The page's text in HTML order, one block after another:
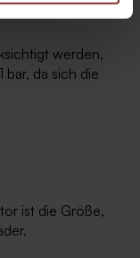
werden,
bar, da sich die
ist die Größe,